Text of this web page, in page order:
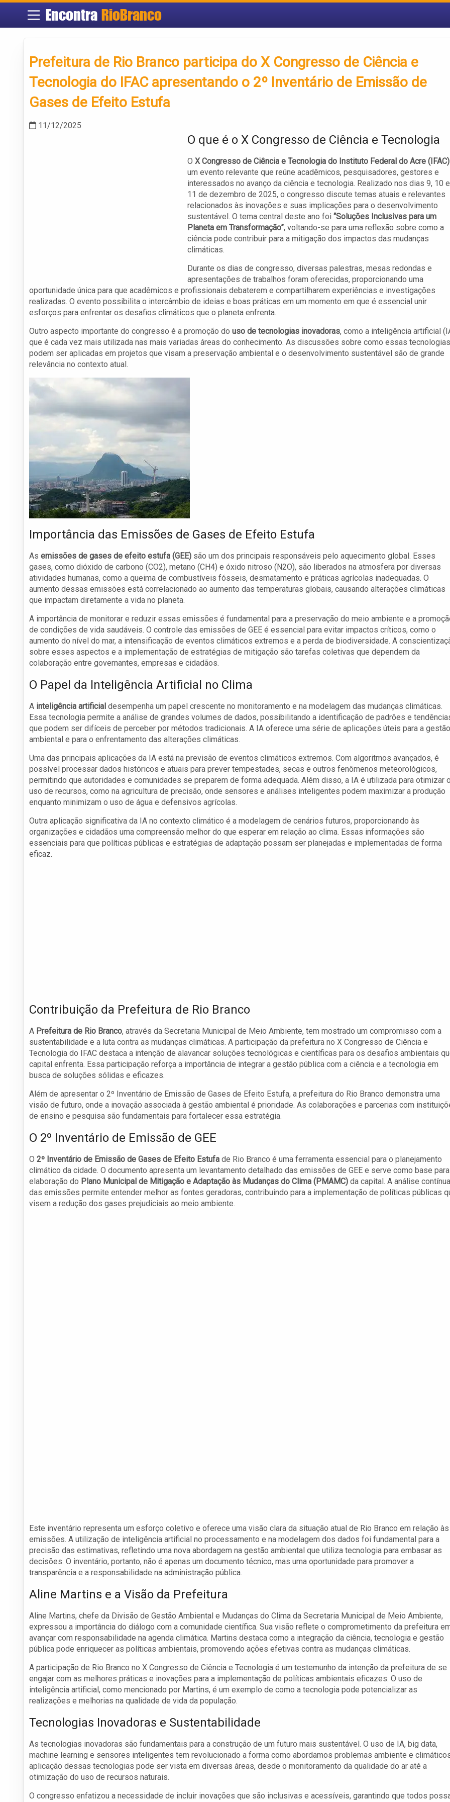
Encontra RioBranco
Prefeitura de Rio Branco participa do X Congresso de Ciência e
Tecnologia do IFAC apresentando o 2º Inventário de Emissão de
Gases de Efeito Estufa
11/12/2025
O que é o X Congresso de Ciência e Tecnologia
O X Congresso de Ciência e Tecnologia do Instituto Federal do Acre (IFAC)
um evento relevante que reúne acadêmicos, pesquisadores, gestores e
interessados no avanço da ciência e tecnologia. Realizado nos dias 9, 10 e
11 de dezembro de 2025, o congresso discute temas atuais e relevantes
relacionados às inovações e suas implicações para o desenvolvimento
sustentável. O tema central deste ano foi “Soluções Inclusivas para um
Planeta em Transformação”, voltando-se para uma reflexão sobre como a
ciência pode contribuir para a mitigação dos impactos das mudanças
climáticas.
Durante os dias de congresso, diversas palestras, mesas redondas e
apresentações de trabalhos foram oferecidas, proporcionando uma
oportunidade única para que acadêmicos e profissionais debaterem e compartilharem experiências e investigações
realizadas. O evento possibilita o intercâmbio de ideias e boas práticas em um momento em que é essencial unir
esforços para enfrentar os desafios climáticos que o planeta enfrenta.
Outro aspecto importante do congresso é a promoção do uso de tecnologias inovadoras, como a inteligência artificial
que é cada vez mais utilizada nas mais variadas áreas do conhecimento. As discussões sobre como essas tecnologias
podem ser aplicadas em projetos que visam a preservação ambiental e o desenvolvimento sustentável são de grande
relevância no contexto atual.
Importância das Emissões de Gases de Efeito Estufa
As emissões de gases de efeito estufa (GEE) são um dos principais responsáveis pelo aquecimento global. Esses
gases, como dióxido de carbono (CO2), metano (CH4) e óxido nitroso (N2O), são liberados na atmosfera por diversas
atividades humanas, como a queima de combustíveis fósseis, desmatamento e práticas agrícolas inadequadas. O
aumento dessas emissões está correlacionado ao aumento das temperaturas globais, causando alterações climáticas
que impactam diretamente a vida no planeta.
A importância de monitorar e reduzir essas emissões é fundamental para a preservação do meio ambiente e a
de condições de vida saudáveis. O controle das emissões de GEE é essencial para evitar impactos críticos, como o
aumento do nível do mar, a intensificação de eventos climáticos extremos e a perda de biodiversidade. A
sobre esses aspectos e a implementação de estratégias de mitigação são tarefas coletivas que dependem da
colaboração entre governantes, empresas e cidadãos.
O Papel da Inteligência Artificial no Clima
A inteligência artificial desempenha um papel crescente no monitoramento e na modelagem das mudanças climáticas.
Essa tecnologia permite a análise de grandes volumes de dados, possibilitando a identificação de padrões e
que podem ser difíceis de perceber por métodos tradicionais. A IA oferece uma série de aplicações úteis para a gestão
ambiental e para o enfrentamento das alterações climáticas.
Uma das principais aplicações da IA está na previsão de eventos climáticos extremos. Com algoritmos avançados, é
possível processar dados históricos e atuais para prever tempestades, secas e outros fenômenos meteorológicos,
permitindo que autoridades e comunidades se preparem de forma adequada. Além disso, a IA é utilizada para otimizar
uso de recursos, como na agricultura de precisão, onde sensores e análises inteligentes podem maximizar a produção
enquanto minimizam o uso de água e defensivos agrícolas.
Outra aplicação significativa da IA no contexto climático é a modelagem de cenários futuros, proporcionando às
organizações e cidadãos uma compreensão melhor do que esperar em relação ao clima. Essas informações são
essenciais para que políticas públicas e estratégias de adaptação possam ser planejadas e implementadas de forma
eficaz.
Contribuição da Prefeitura de Rio Branco
A Prefeitura de Rio Branco, através da Secretaria Municipal de Meio Ambiente, tem mostrado um compromisso com a
sustentabilidade e a luta contra as mudanças climáticas. A participação da prefeitura no X Congresso de Ciência e
Tecnologia do IFAC destaca a intenção de alavancar soluções tecnológicas e científicas para os desafios ambientais
capital enfrenta. Essa participação reforça a importância de integrar a gestão pública com a ciência e a tecnologia em
busca de soluções sólidas e eficazes.
Além de apresentar o 2º Inventário de Emissão de Gases de Efeito Estufa, a prefeitura do Rio Branco demonstra uma
visão de futuro, onde a inovação associada à gestão ambiental é prioridade. As colaborações e parcerias com
de ensino e pesquisa são fundamentais para fortalecer essa estratégia.
O 2º Inventário de Emissão de GEE
O 2º Inventário de Emissão de Gases de Efeito Estufa de Rio Branco é uma ferramenta essencial para o planejamento
climático da cidade. O documento apresenta um levantamento detalhado das emissões de GEE e serve como base
elaboração do Plano Municipal de Mitigação e Adaptação às Mudanças do Clima (PMAMC) da capital. A análise contínua
das emissões permite entender melhor as fontes geradoras, contribuindo para a implementação de políticas públicas
visem a redução dos gases prejudiciais ao meio ambiente.
Este inventário representa um esforço coletivo e oferece uma visão clara da situação atual de Rio Branco em relação às
emissões. A utilização de inteligência artificial no processamento e na modelagem dos dados foi fundamental para a
precisão das estimativas, refletindo uma nova abordagem na gestão ambiental que utiliza tecnologia para embasar as
decisões. O inventário, portanto, não é apenas um documento técnico, mas uma oportunidade para promover a
transparência e a responsabilidade na administração pública.
Aline Martins e a Visão da Prefeitura
Aline Martins, chefe da Divisão de Gestão Ambiental e Mudanças do Clima da Secretaria Municipal de Meio Ambiente,
expressou a importância do diálogo com a comunidade científica. Sua visão reflete o comprometimento da prefeitura
avançar com responsabilidade na agenda climática. Martins destaca como a integração da ciência, tecnologia e gestão
pública pode enriquecer as políticas ambientais, promovendo ações efetivas contra as mudanças climáticas.
A participação de Rio Branco no X Congresso de Ciência e Tecnologia é um testemunho da intenção da prefeitura de se
engajar com as melhores práticas e inovações para a implementação de políticas ambientais eficazes. O uso de
inteligência artificial, como mencionado por Martins, é um exemplo de como a tecnologia pode potencializar as
realizações e melhorias na qualidade de vida da população.
Tecnologias Inovadoras e Sustentabilidade
As tecnologias inovadoras são fundamentais para a construção de um futuro mais sustentável. O uso de IA, big data,
machine learning e sensores inteligentes tem revolucionado a forma como abordamos problemas ambiente e
aplicação dessas tecnologias pode ser vista em diversas áreas, desde o monitoramento da qualidade do ar até a
otimização do uso de recursos naturais.
O congresso enfatizou a necessidade de incluir inovações que são inclusivas e acessíveis, garantindo que todos